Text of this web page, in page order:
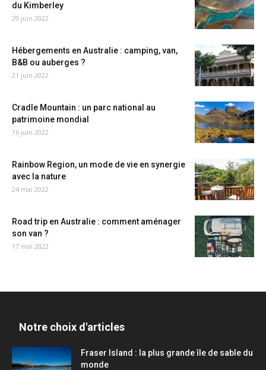
du Kimberley
29 juin 2022
Hébergements en Australie : camping, van,
B&B ou auberges ?
21 juin 2022
Cradle Mountain : un parc national au
patrimoine mondial
16 juin 2022
Rainbow Region, un mode de vie en synergie
avec la nature
24 mai 2022
Road trip en Australie : comment aménager
son van ?
17 mai 2022
Notre choix d'articles
Fraser Island : la plus grande île de sable du
monde